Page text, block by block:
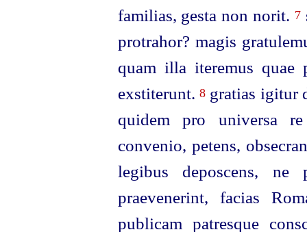
familias, gesta non norit. 7
protrahor? magis
quam illa iteremus quae
exstiterunt. 8gratias igitur
quidem pro universa
convenio, petens,
legibus deposcens,
praevenerint, facias
publicam patresque